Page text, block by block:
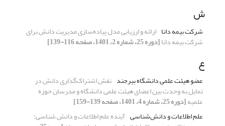
ش
شرکت بیمه دانا ارائه و ارزیابی مدل پیاده‌سازی مدیریت دانش برای
شرکت بیمه دانا[دوره 25، شماره 2، 1401، صفحه 116-139]
ع
عضو هیئت علمی دانشگاه بیرجند نقش اشتراک‌گذاری دانش در
تمایل به وحدت بین اعضای هیئت علمی دانشگاه و مدرسان حوزه
علمیه[دوره 25، شماره 4، 1401، صفحه 139-159]
علم اطلاعات و دانش‌شناسی آینده علم اطلاعات و دانش شناسی: